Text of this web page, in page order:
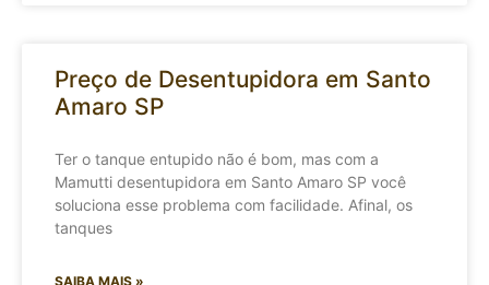
Preço de Desentupidora em Santo
Amaro SP
Ter o tanque entupido não é bom, mas com a
Mamutti desentupidora em Santo Amaro SP você
soluciona esse problema com facilidade. Afinal, os
tanques
SAIBA MAIS »